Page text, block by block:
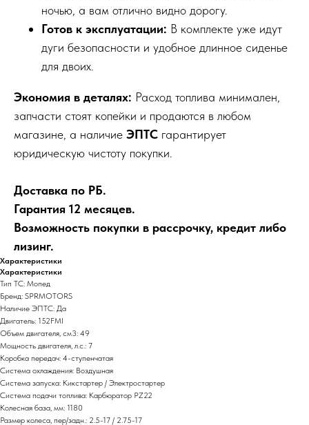
ночью, а вам отлично видно дорогу.
Готов к эксплуатации: В комплекте уже идут
дуги безопасности и удобное длинное сиденье
для двоих.
Экономия в деталях: Расход топлива минимален,
запчасти стоят копейки и продаются в любом
магазине, а наличие ЭПТС гарантирует
юридическую чистоту покупки.
Доставка по РБ.
Гарантия 12 месяцев.
Возможность покупки в рассрочку, кредит либо
лизинг.
Характеристики
Характеристики
Тип ТС: Мопед
Бренд: SPRMOTORS
Наличие ЭПТС: Да
Двигатель: 152FMI
Объем двигателя, см3: 49
Мощность двигателя, л.с.: 7
Коробка передач: 4-ступенчатая
Система охлаждения: Воздушная
Система запуска: Кикстартер / Электростартер
Система подачи топлива: Карбюратор PZ22
Колесная база, мм: 1180
Размер колеса, пер/задн.: 2.5-17 / 2.75-17